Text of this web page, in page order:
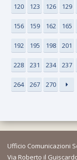
120 123 126 129
156 159 162 165
192 195 198 201
228 231 234 237
264 267 270
Ufficio Comunicazioni
Via Roberto il